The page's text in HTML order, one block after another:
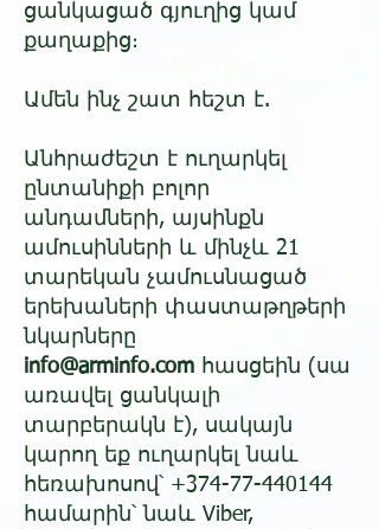
ցանկացած գյուղից կամ
քաղաքից։​
Ամեն ինչ շատ հեշտ է.​
Անհրաժեշտ է ուղարկել
ընտանիքի բոլոր
անդամների, այսինքն
ամուսինների և մինչև 21
տարեկան չամուսնացած
երեխաների փաստաթղթերի
նկարները
info@arminfo.com հասցեին (սա
առավել ցանկալի
տարբերակն է), սակայն
կարող եք ուղարկել նաև
հեռախոսով՝ +374-77-440144
համարին՝ նաև Viber,